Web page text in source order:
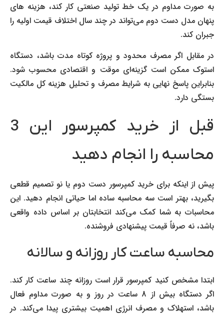
به صورت مداوم در یک خط تولید صنعتی کار کند، هزینه های
پنهان مدل دست دوم می‌تواند در چند سال اختلاف قیمت اولیه را
جبران کند.
در مقابل اگر مصرف محدود و پروژه کوتاه مدت باشد، دستگاه
استوک ممکن است گزینه‌ای موقت و اقتصادی محسوب شود.
بنابراین پاسخ نهایی به شرایط مصرف و تحلیل هزینه کل مالکیت
بستگی دارد.
قبل از خرید کمپرسور این 3
محاسبه را انجام دهید
پیش از اینکه برای خرید کمپرسور دست دوم یا نو تصمیم قطعی
بگیرید، بهتر است سه محاسبه ساده اما حیاتی انجام دهید. این
محاسبات به شما کمک می‌کند انتخابتان بر اساس داده واقعی
باشد، نه صرفاً قیمت پیشنهادی فروشنده.
محاسبه ساعت کار روزانه و سالانه
ابتدا مشخص کنید کمپرسور قرار است روزانه چند ساعت کار کند.
اگر دستگاه بیش از 8 ساعت در روز و به صورت مداوم فعال
باشد، استهلاک و مصرف انرژی اهمیت بیشتری پیدا می‌کند. در